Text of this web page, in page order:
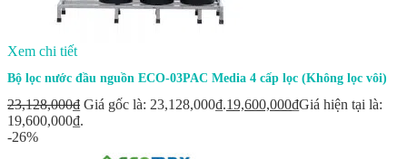
Xem chi tiết
Bộ lọc nước đầu nguồn ECO-03PAC Media 4 cấp lọc (Không lọc vôi)
23,128,000₫ Giá gốc là: 23,128,000₫.19,600,000₫Giá hiện tại là:
19,600,000₫.
-26%